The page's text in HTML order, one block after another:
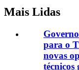
Mais Lidas
para o
novas
técnicos